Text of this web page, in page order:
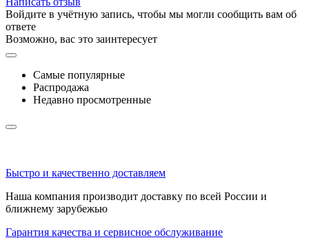
Войдите в учётную запись, чтобы мы могли сообщить вам об
ответе
Возможно, вас это заинтересует
Самые популярные
Распродажа
Недавно просмотренные
Быстро и качественно доставляем
Наша компания производит доставку по всей России и
ближнему зарубежью
Гарантия качества и сервисное обслуживание